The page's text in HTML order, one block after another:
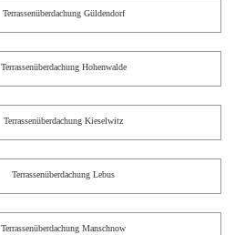
Terrassenüberdachung Güldendorf
Terrassenüberdachung Hohenwalde
Terrassenüberdachung Kieselwitz
Terrassenüberdachung Lebus
Terrassenüberdachung Manschnow